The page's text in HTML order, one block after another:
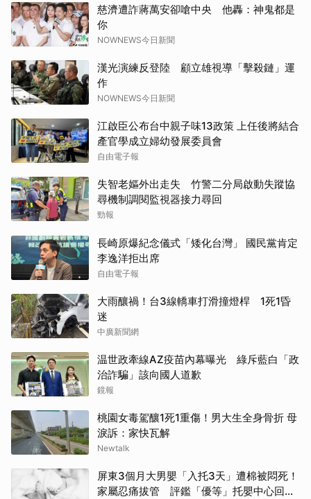
慈濟遭詐蔣萬安卻嗆中央 他轟：神鬼都是
你
NOWNEWS今日新聞
漢光演練反登陸 顧立雄視導「擊殺鏈」運
作
NOWNEWS今日新聞
江啟臣公布台中親子味13政策 上任後將結合
產官學成立婦幼發展委員會
自由電子報
失智老嫗外出走失 竹警二分局啟動失蹤協
尋機制調閱監視器接力尋回
勁報
長崎原爆紀念儀式「矮化台灣」 國民黨肯定
李逸洋拒出席
自由電子報
大雨釀禍！台3線轎車打滑撞燈桿 1死1昏
迷
中廣新聞網
温世政牽線AZ疫苗內幕曝光 綠斥藍白「政
治詐騙」該向國人道歉
鏡報
桃園女毒駕釀1死1重傷！男大生全身骨折 母
淚訴：家快瓦解
Newtalk
屏東3個月大男嬰「入托3天」遭棉被悶死！
家屬忍痛拔管 評鑑「優等」托嬰中心回應